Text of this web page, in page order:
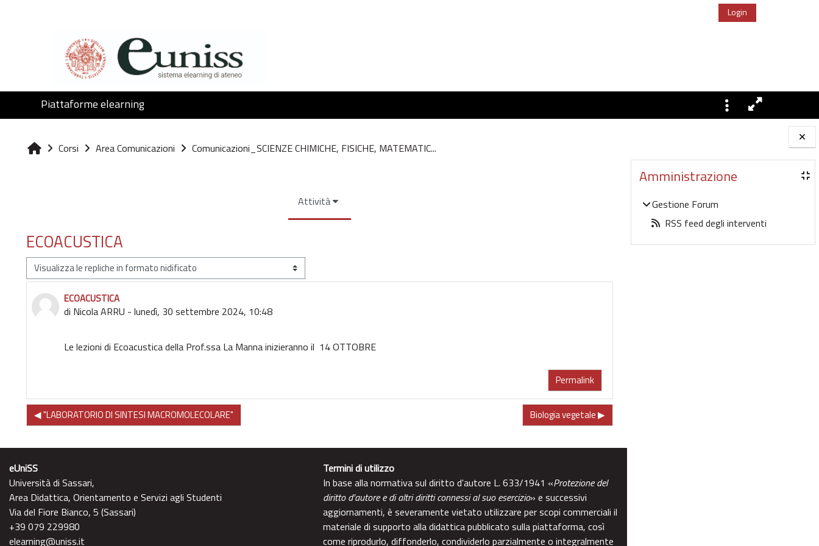
Blocchi
Amministrazione
Gestione Forum
RSS feed degli interventi
Login
Piattaforme elearning
Home
Corsi Area Comunicazioni Comunicazioni_SCIENZE CHIMICHE, FISICHE, MATEMATIC...
Attività
ECOACUSTICA
Modalità visualizzazione
ECOACUSTICA
di Nicola ARRU - lunedì, 30 settembre 2024, 10:48
Numero di risposte: 0
Le lezioni di Ecoacustica della Prof.ssa La Manna inizieranno il 14 OTTOBRE
Permalink
◀︎ "LABORATORIO DI SINTESI MACROMOLECOLARE" Biologia vegetale ▶︎
eUniSS
Università di Sassari,
Area Didattica, Orientamento e Servizi agli Studenti
Via del Fiore Bianco, 5 (Sassari)
+39 079 229980
elearning@uniss.it
Termini di utilizzo
In base alla normativa sul diritto d'autore L. 633/1941 «Protezione del
diritto d'autore e di altri diritti connessi al suo esercizio» e successivi
aggiornamenti, è severamente vietato utilizzare per scopi commerciali il
materiale di supporto alla didattica pubblicato sulla piattaforma, così
come riprodurlo, diffonderlo, condividerlo parzialmente o integralmente